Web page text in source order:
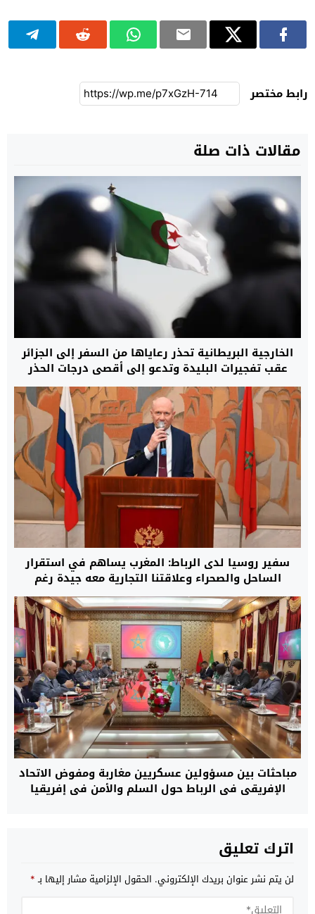
رابط مختصر
مقالات ذات صلة
الخارجية البريطانية تحذر رعاياها من السفر إلى الجزائر
عقب تفجيرات البليدة وتدعو إلى أقصى درجات الحذر
سفير روسيا لدى الرباط: المغرب يساهم في استقرار
الساحل والصحراء وعلاقتنا التجارية معه جيدة رغم
العقوبات الغربية
مباحثات بين مسؤولين عسكريين مغاربة ومفوض الاتحاد
الإفريقي في الرباط حول السلم والأمن في إفريقيا
اترك تعليق
لن يتم نشر عنوان بريدك الإلكتروني. الحقول الإلزامية مشار إليها بـ*